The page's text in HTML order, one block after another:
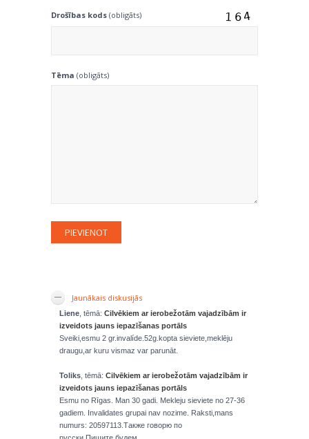
Drošības kods (obligāts)
Tēma (obligāts)
Jaunākais diskusijās
Liene , tēmā: Cilvēkiem ar ierobežotām vajadzībām ir
izveidots jauns iepazīšanas portāls
Sveiki,esmu 2 gr.invalíde.52g.kopta sieviete,meklēju
draugu,ar kuru vismaz var parunāt.
Toliks , tēmā: Cilvēkiem ar ierobežotām vajadzībām ir
izveidots jauns iepazīšanas portāls
Esmu no Rīgas. Man 30 gadi. Mekleju sieviete no 27-36
gadiem. Invalidates grupai nav nozime. Raksti,mans
numurs: 20597113.Также говорю по